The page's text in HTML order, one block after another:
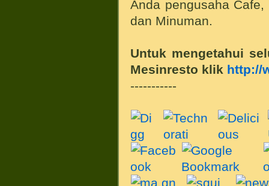
Anda pengusaha
dan Minuman.
Untuk mengetahui
Mesinresto klik http://
-----------